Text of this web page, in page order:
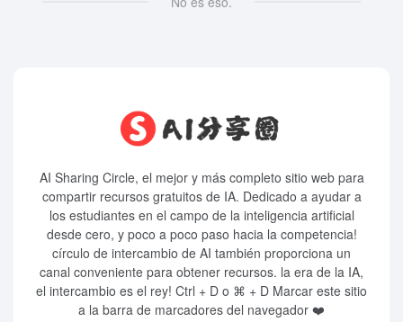
AI Sharing Circle, el mejor y más completo sitio web para
compartir recursos gratuitos de IA. Dedicado a ayudar a
los estudiantes en el campo de la inteligencia artificial
desde cero, y poco a poco paso hacia la competencia!
círculo de intercambio de AI también proporciona un
canal conveniente para obtener recursos. la era de la IA,
el intercambio es el rey! Ctrl + D o ⌘ + D Marcar este sitio
a la barra de marcadores del navegador ❤️